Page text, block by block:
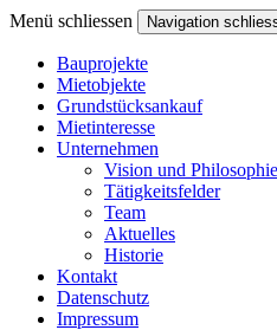
Menü schliessen Navigation
Bauprojekte
Mietobjekte
Grundstücksankauf
Mietinteresse
Unternehmen
Vision und Philosophie
Tätigkeitsfelder
Team
Aktuelles
Historie
Kontakt
Datenschutz
Impressum